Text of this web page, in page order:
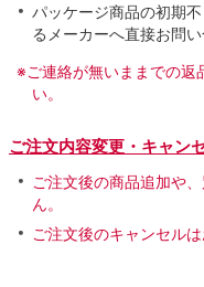
パッケージ商品の初期
るメーカーへ直接お問い
※ご連絡が無いままでの返
い。
ご注文内容変更・キャン
ご注文後の商品追加や
ん。
ご注文後のキャンセル